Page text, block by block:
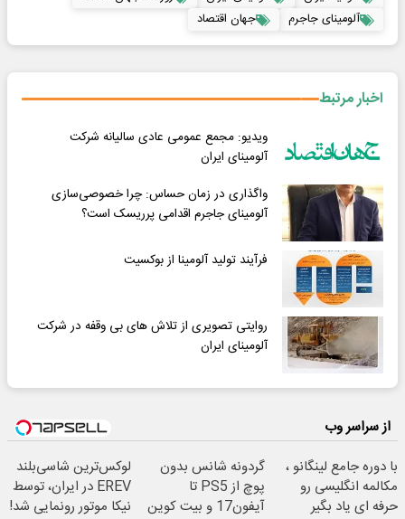
آلومینای جاجرم
جهان اقتصاد
اخبار مرتبط
ویدیو: مجمع عمومی عادی سالیانه شرکت
آلومینای ایران
واگذاری در زمان حساس: چرا خصوصی‌سازی
آلومینای جاجرم اقدامی پرریسک است؟
فرآیند تولید آلومینا از بوکسیت
روایتی تصویری از تلاش های بی وقفه در شرکت
آلومینای ایران
از سراسر وب
با دوره جامع لینگانو ،
مکالمه انگلیسی رو
حرفه ای یاد بگیر
گردونه شانس بدون
پوچ از PS5 تا
آیفون17 و بیت کوین
لوکس‌ترین شاسی‌بلند
EREV در ایران، توسط
نیکا موتور رونمایی شد!